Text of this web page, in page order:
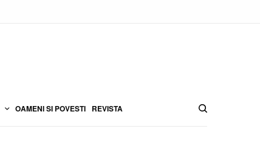
OAMENI SI POVESTI REVISTA